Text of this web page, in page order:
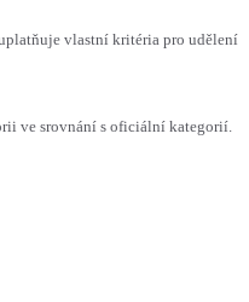
vlastní kritéria pro udělení
ve srovnání s oficiální kategorií.